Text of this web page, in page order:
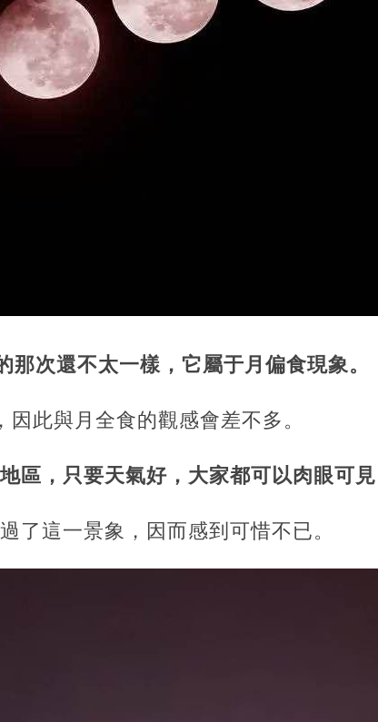
次還不太一樣，它屬于月偏食現象。
此與月全食的觀感會差不多。
區，只要天氣好，大家都可以肉眼可
了這一景象，因而感到可惜不已。